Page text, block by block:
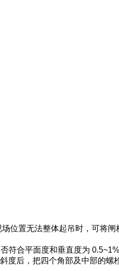
位置无法整体起吊时，可将
符合平面度和垂直度为
后，把四个角部及中部的螺